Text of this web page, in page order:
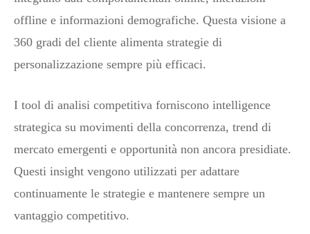
offline e informazioni demografiche. Questa visione a
360 gradi del cliente alimenta strategie di
personalizzazione sempre più efficaci.
I tool di analisi competitiva forniscono intelligence
strategica su movimenti della concorrenza, trend di
mercato emergenti e opportunità non ancora presidiate.
Questi insight vengono utilizzati per adattare
continuamente le strategie e mantenere sempre un
vantaggio competitivo.